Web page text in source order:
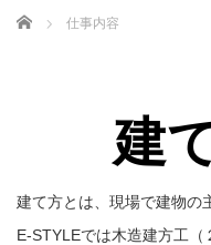
Home 仕事内容
建
建て方とは、現場で建物の
E-STYLEでは木造建方工（